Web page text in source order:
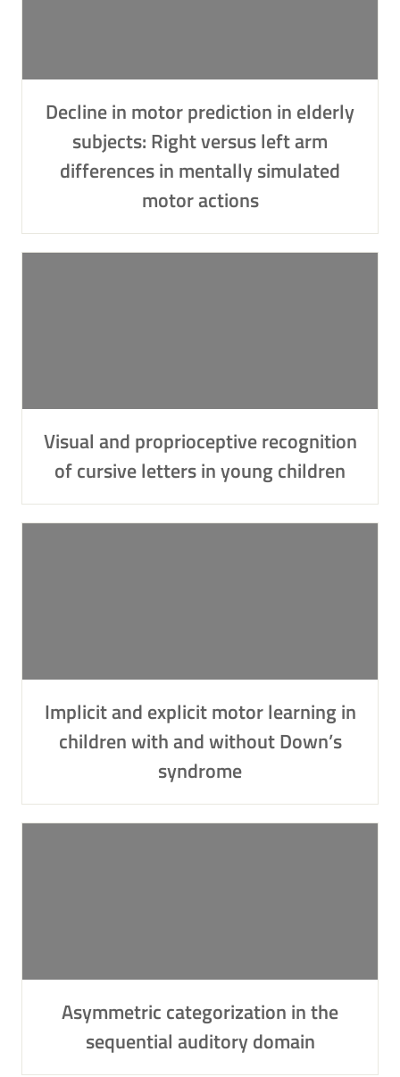
Decline in motor prediction in elderly
subjects: Right versus left arm
differences in mentally simulated
motor actions
Visual and proprioceptive recognition
of cursive letters in young children
Implicit and explicit motor learning in
children with and without Down’s
syndrome
Asymmetric categorization in the
sequential auditory domain